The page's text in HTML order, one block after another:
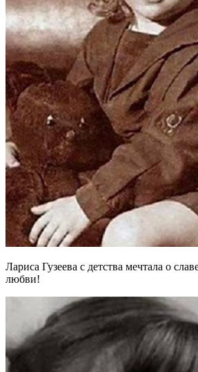
Лариса Гузеева с детства мечтала о
любви!